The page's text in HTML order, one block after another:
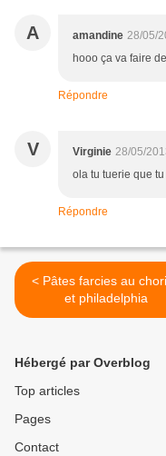
A amandine 28/05/
hooo ça va faire
Répondre
V Virginie 28/05/
ola tu tuerie que
Répondre
< Pâtes farcies au chorizo
et philadelphia
Hébergé par Overblog
Top articles
Pages
Contact